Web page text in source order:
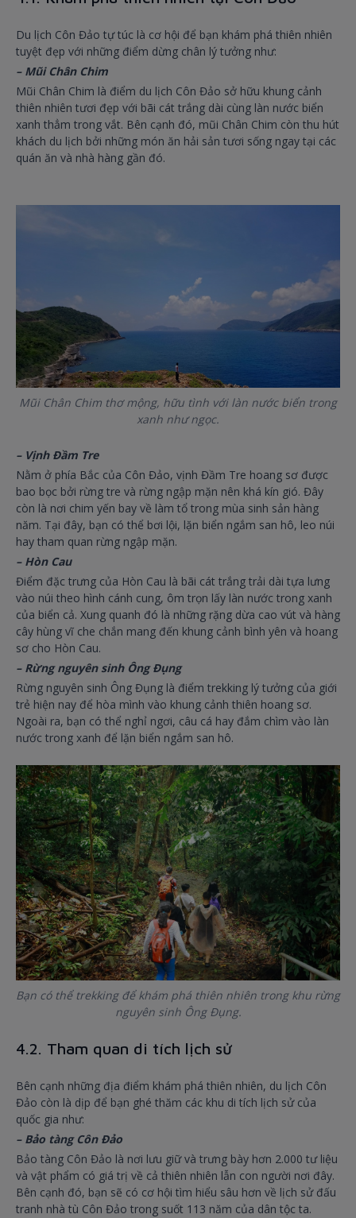
Du lịch Côn Đảo tự túc là cơ hội để bạn khám phá thiên nhiên
tuyệt đẹp với những điểm dừng chân lý tưởng như:
– Mũi Chân Chim
Mũi Chân Chim là điểm du lịch Côn Đảo sở hữu khung cảnh
thiên nhiên tươi đẹp với bãi cát trắng dài cùng làn nước biển
xanh thẳm trong vắt. Bên cạnh đó, mũi Chân Chim còn thu hút
khách du lịch bởi những món ăn hải sản tươi sống ngay tại các
quán ăn và nhà hàng gần đó.
Mũi Chân Chim thơ mộng, hữu tình với làn nước biển trong
xanh như ngọc.
– Vịnh Đầm Tre
Nằm ở phía Bắc của Côn Đảo, vịnh Đầm Tre hoang sơ được
bao bọc bởi rừng tre và rừng ngập mặn nên khá kín gió. Đây
còn là nơi chim yến bay về làm tổ trong mùa sinh sản hàng
năm. Tại đây, bạn có thể bơi lội, lặn biển ngắm san hô, leo núi
hay tham quan rừng ngập mặn.
– Hòn Cau
Điểm đặc trưng của Hòn Cau là bãi cát trắng trải dài tựa lưng
vào núi theo hình cánh cung, ôm trọn lấy làn nước trong xanh
của biển cả. Xung quanh đó là những rặng dừa cao vút và hàng
cây hùng vĩ che chắn mang đến khung cảnh bình yên và hoang
sơ cho Hòn Cau.
– Rừng nguyên sinh Ông Đụng
Rừng nguyên sinh Ông Đụng là điểm trekking lý tưởng của giới
trẻ hiện nay để hòa mình vào khung cảnh thiên hoang sơ.
Ngoài ra, bạn có thể nghỉ ngơi, câu cá hay đắm chìm vào làn
nước trong xanh để lặn biển ngắm san hô.
Bạn có thể trekking để khám phá thiên nhiên trong khu rừng
nguyên sinh Ông Đụng.
4.2. Tham quan di tích lịch sử
Bên cạnh những địa điểm khám phá thiên nhiên, du lịch Côn
Đảo còn là dịp để bạn ghé thăm các khu di tích lịch sử của
quốc gia như:
– Bảo tàng Côn Đảo
Bảo tàng Côn Đảo là nơi lưu giữ và trưng bày hơn 2.000 tư liệu
và vật phẩm có giá trị về cả thiên nhiên lẫn con người nơi đây.
Bên cạnh đó, bạn sẽ có cơ hội tìm hiểu sâu hơn về lịch sử đấu
tranh nhà tù Côn Đảo trong suốt 113 năm của dân tộc ta.